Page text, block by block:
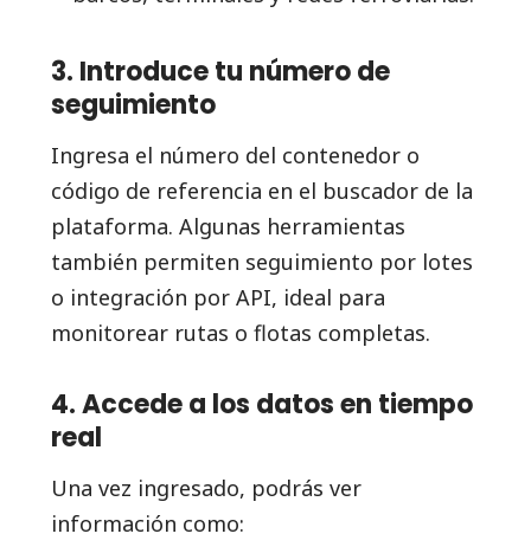
3. Introduce tu número de
seguimiento
Ingresa el número del contenedor o
código de referencia en el buscador de la
plataforma. Algunas herramientas
también permiten seguimiento por lotes
o integración por API, ideal para
monitorear rutas o flotas completas.
4. Accede a los datos en tiempo
real
Una vez ingresado, podrás ver
información como: